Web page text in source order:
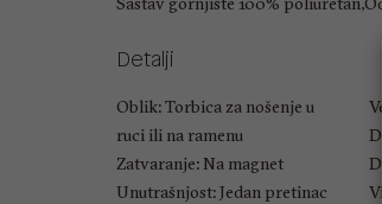
Detalji
Oblik: Torbica za nošenje u
ruci ili na ramenu
Zatvaranje: Na magnet
Unutrašnjost: Jedan pretinac